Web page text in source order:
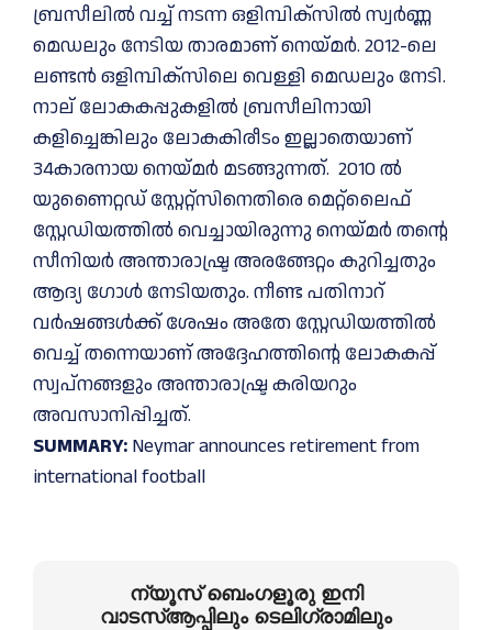
ബ്രസീലിൽ വച്ച് നടന്ന ഒളിമ്പിക്‌സിൽ സ്വർണ്ണ
മെഡലും നേടിയ താരമാണ് നെയ്മർ. 2012-ലെ
ലണ്ടൻ ഒളിമ്പിക്‌സിലെ വെള്ളി മെഡലും നേടി.
നാല് ലോകകപ്പുകളിൽ ബ്രസീലിനായി
കളിച്ചെങ്കിലും ലോകകിരീടം ഇല്ലാതെയാണ്
34കാരനായ നെയ്മർ മടങ്ങുന്നത്. 2010 ൽ
യുണൈറ്റഡ് സ്റ്റേറ്റ്സിനെതിരെ മെറ്റ്ലൈഫ്
സ്റ്റേഡിയത്തിൽ വെച്ചായിരുന്നു നെയ്മർ തന്റെ
സീനിയർ അന്താരാഷ്ട്ര അരങ്ങേറ്റം കുറിച്ചതും
ആദ്യ ഗോൾ നേടിയതും. നീണ്ട പതിനാറ്
വർഷങ്ങൾക്ക് ശേഷം അതേ സ്റ്റേഡിയത്തിൽ
വെച്ച് തന്നെയാണ് അദ്ദേഹത്തിന്റെ ലോകകപ്പ്
സ്വപ്നങ്ങളും അന്താരാഷ്ട്ര കരിയറും
അവസാനിപ്പിച്ചത്.
SUMMARY: Neymar announces retirement from
international football
ന്യൂസ് ബെംഗളൂരു ഇനി
വാടസ്ആപ്പിലും ടെലിഗ്രാമിലും